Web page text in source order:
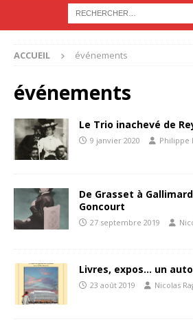
ACCUEIL événements
événements
Le Trio inachevé de
9 janvier 2020 Philippe
De Grasset à
Goncourt
27 septembre 2019
Livres, expos… un
23 août 2019 Nicolas